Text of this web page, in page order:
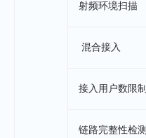
射频环境扫描
混合接入
接入用户数限制
链路完整性检测